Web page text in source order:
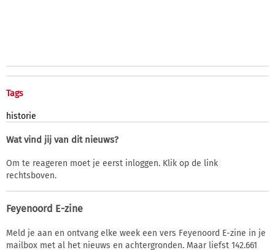
Tags
historie
Wat vind jij van dit nieuws?
Om te reageren moet je eerst inloggen. Klik op de link
rechtsboven.
Feyenoord E-zine
Meld je aan en ontvang elke week een vers Feyenoord E-zine in je
mailbox met al het nieuws en achtergronden. Maar liefst 142.661